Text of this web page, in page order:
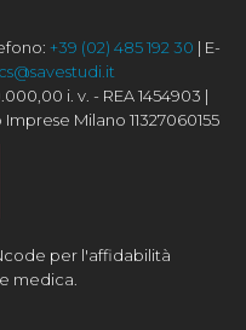
+39 (02) 485 192 30 | E-
i. v. - REA 1454903 |
Milano 11327060155
per l'affidabilità
medica.